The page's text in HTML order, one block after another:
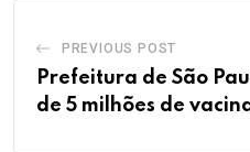
PREVIOUS POST
Prefeitura de São
de 5 milhões de